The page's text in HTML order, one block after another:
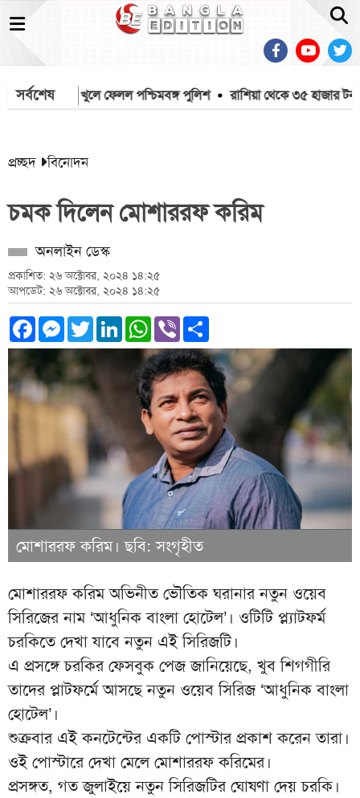
সর্বশেষ
মাইক খুলে ফেলল পশ্চিমবঙ্গ পুলিশ রাশিয়া থেকে ৩৫ হাজার টন
প্রচ্ছদ বিনোদন
চমক দিলেন মোশাররফ করিম
অনলাইন ডেস্ক
প্রকাশিত: ২৬ অক্টোবর, ২০২৪ ১৪:২৫
আপডেট: ২৬ অক্টোবর, ২০২৪ ১৪:২৫
Facebook
Messenger
TwitterLinkedInWhatsApp
Viber
মোশাররফ করিম। ছবি: সংগৃহীত
মোশাররফ করিম অভিনীত ভৌতিক ঘরানার নতুন ওয়েব
সিরিজের নাম ‘আধুনিক বাংলা হোটেল’। ওটিটি প্ল্যাটফর্ম
চরকিতে দেখা যাবে নতুন এই সিরিজটি।
এ প্রসঙ্গে চরকির ফেসবুক পেজ জানিয়েছে, খুব শিগগীরি
তাদের প্লাটফর্মে আসছে নতুন ওয়েব সিরিজ ‘আধুনিক বাংলা
হোটেল’।
শুক্রবার এই কনটেন্টের একটি পোস্টার প্রকাশ করেন তারা।
ওই পোস্টারে দেখা মেলে মোশাররফ করিমের।
প্রসঙ্গত, গত জুলাইয়ে নতুন সিরিজটির ঘোষণা দেয় চরকি।